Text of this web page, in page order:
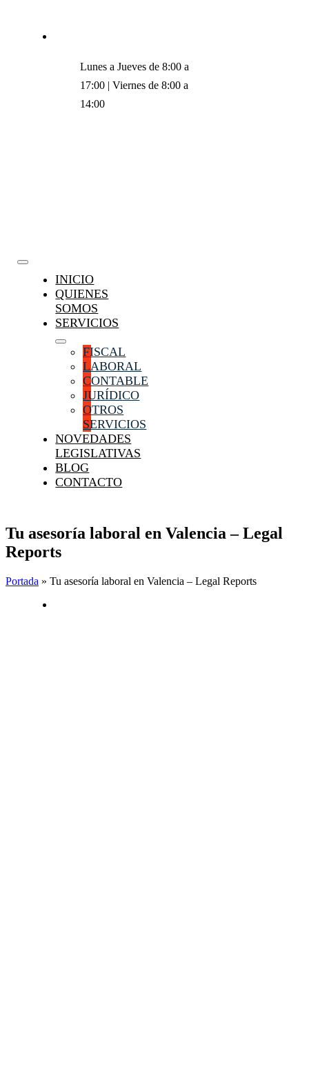
contenido
Lunes a Jueves de 8:00 a
17:00 | Viernes de 8:00 a
14:00
Toggle
Navigation
INICIO
QUIENES
SOMOS
SERVICIOS
FISCAL
LABORAL
CONTABLE
JURÍDICO
OTROS
SERVICIOS
NOVEDADES
LEGISLATIVAS
BLOG
CONTACTO
Tu asesoría laboral en Valencia – Legal
Reports
Portada » Tu asesoría laboral en Valencia – Legal Reports